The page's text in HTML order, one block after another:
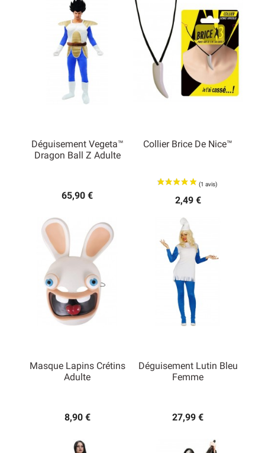
Déguisement Vegeta™
Dragon Ball Z Adulte
65,90 €
Collier Brice De Nice™
2,49 €
Masque Lapins Crétins
Adulte
8,90 €
Déguisement Lutin Bleu
Femme
27,99 €